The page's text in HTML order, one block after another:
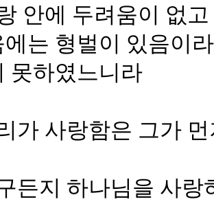
안에 두려움이 없
에는 형벌이 있음이
못하였느니라
가 사랑함은 그가
든지 하나님을 사